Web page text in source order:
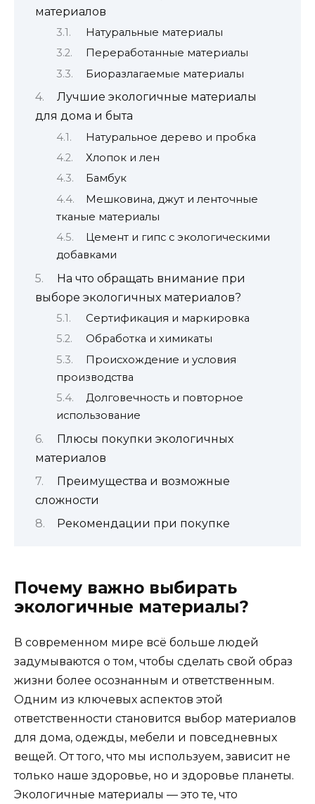
материалов
Натуральные материалы
Переработанные материалы
Биоразлагаемые материалы
Лучшие экологичные материалы
для дома и быта
Натуральное дерево и пробка
Хлопок и лен
Бамбук
Мешковина, джут и ленточные
тканые материалы
Цемент и гипс с экологическими
добавками
На что обращать внимание при
выборе экологичных материалов?
Сертификация и маркировка
Обработка и химикаты
Происхождение и условия
производства
Долговечность и повторное
использование
Плюсы покупки экологичных
материалов
Преимущества и возможные
сложности
Рекомендации при покупке
Почему важно выбирать
экологичные материалы?
В современном мире всё больше людей
задумываются о том, чтобы сделать свой образ
жизни более осознанным и ответственным.
Одним из ключевых аспектов этой
ответственности становится выбор материалов
для дома, одежды, мебели и повседневных
вещей. От того, что мы используем, зависит не
только наше здоровье, но и здоровье планеты.
Экологичные материалы — это те, что